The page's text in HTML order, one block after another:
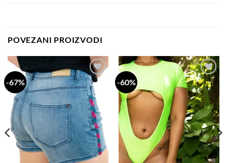
POVEZANI PROIZVODI
-67%
Dodaj
na
listu
želja
-60%
Dodaj
na
listu
želja